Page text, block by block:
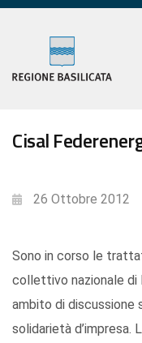
Cisal
26 Ottobre 2012
Sono in corso le
collettivo nazionale di
ambito di discussione
solidarietà d’impresa.